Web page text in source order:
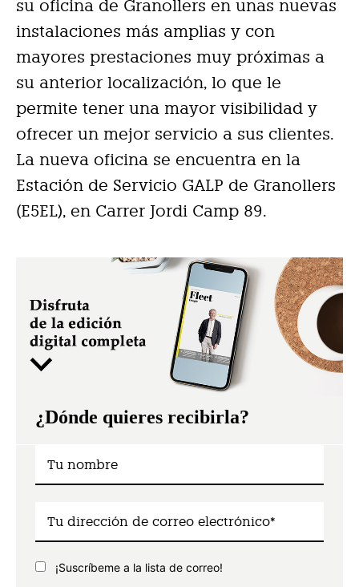
su oficina de Granollers en unas nuevas
instalaciones más amplias y con
mayores prestaciones muy próximas a
su anterior localización, lo que le
permite tener una mayor visibilidad y
ofrecer un mejor servicio a sus clientes.
La nueva oficina se encuentra en la
Estación de Servicio GALP de Granollers
(E5EL), en Carrer Jordi Camp 89.
¿Dónde quieres recibirla?
¡Suscríbeme a la lista de correo!